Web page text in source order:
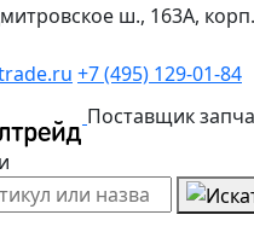
ш., 163А,
+7 (495) 129-01-84
Поставщик